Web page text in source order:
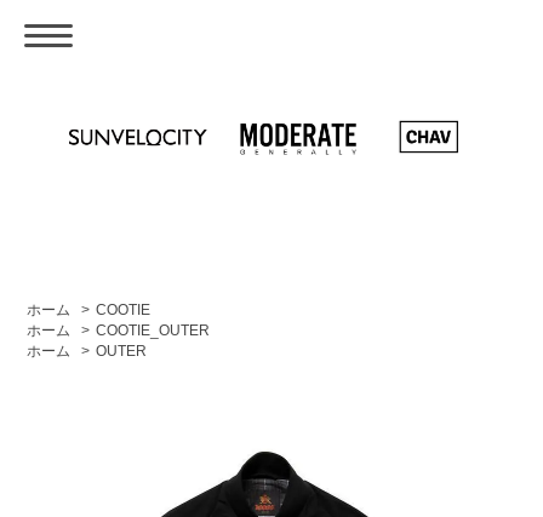
ホーム > COOTIE
ホーム
> COOTIE_OUTER
ホーム
> OUTER